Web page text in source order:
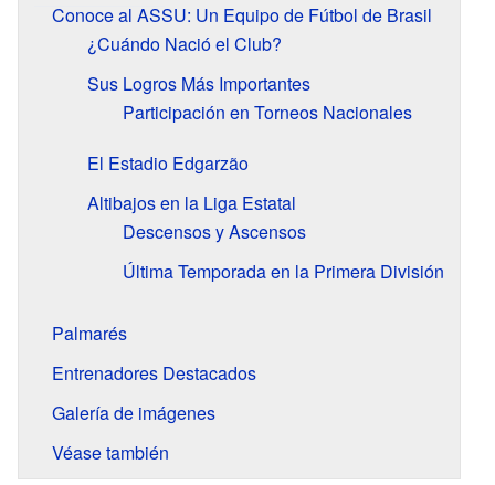
Conoce al ASSU: Un Equipo de Fútbol de Brasil
¿Cuándo Nació el Club?
Sus Logros Más Importantes
Participación en Torneos Nacionales
El Estadio Edgarzão
Altibajos en la Liga Estatal
Descensos y Ascensos
Última Temporada en la Primera División
Palmarés
Entrenadores Destacados
Galería de imágenes
Véase también